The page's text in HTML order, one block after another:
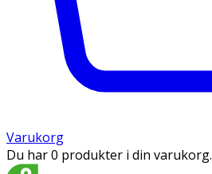
Varukorg
Du har 0 produkter i din varukorg.